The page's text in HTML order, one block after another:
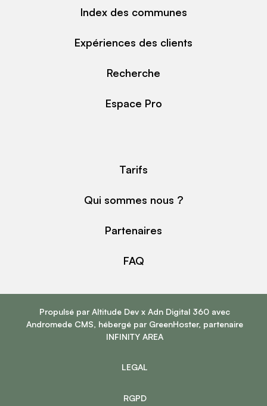
Index des communes
Expériences des clients
Recherche
Espace Pro
Tarifs
Qui sommes nous ?
Partenaires
FAQ
Propulsé par Altitude Devx Adn Digital 360avec
Andromede CMS, hébergé par GreenHoster, partenaire
INFINITY AREA
LEGAL
RGPD